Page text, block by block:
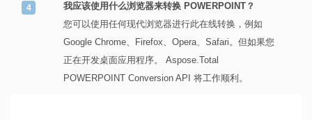
我应该使用什么浏览器来转换 POWERPOINT？
您可以使用任何现代浏览器进行此在线转换，例如
Google Chrome、Firefox、Opera、Safari。但如果您
正在开发桌面应用程序。 Aspose.Total
POWERPOINT Conversion API 将工作顺利。